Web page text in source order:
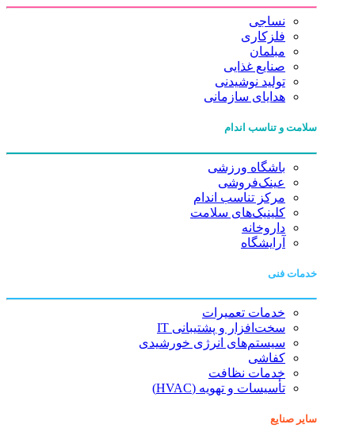
نساجی
فلزکاری
مبلمان
صنایع غذایی
تولید نوشیدنی
هدایای سازمانی
سلامت و تناسب اندام
باشگاه ورزشی
عینک‌فروشی
مرکز تناسب اندام
کلینیک‌های سلامت
داروخانه
آرایشگاه
خدمات فنی
خدمات تعمیرات
سخت‌افزار و پشتیبانی IT
سیستم‌های انرژی خورشیدی
کفاشی
خدمات نظافت
تأسیسات و تهویه (HVAC)
سایر صنایع